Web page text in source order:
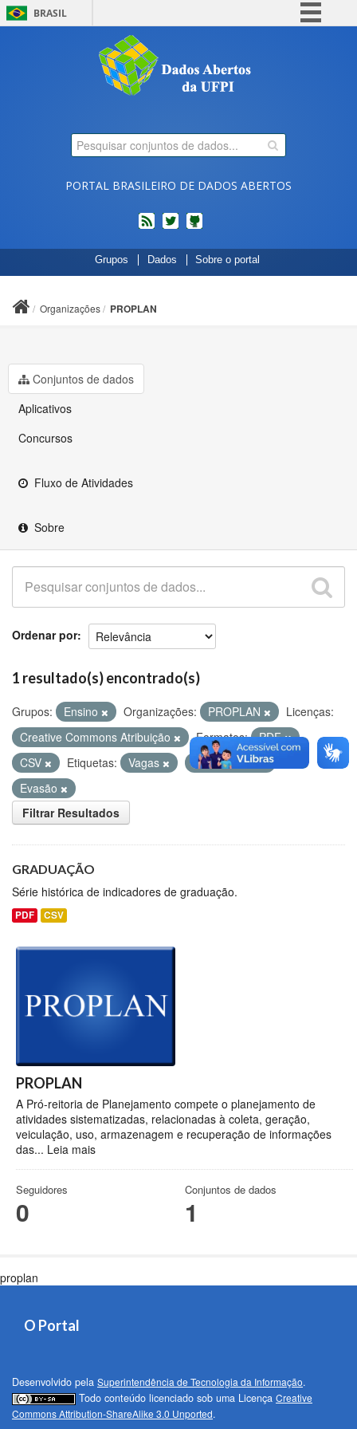
BRASIL
Comunica BR
Participe
Legislação
PORTAL BRASILEIRO DE DADOS ABERTOS
feed twitterCódigos
fonte
de
Grupos Dados Sobre o portal
Organizações PROPLAN
Conjuntos de dados
Aplicativos
Concursos
Fluxo de Atividades
Sobre
Ordenar por
1 resultado(s) encontrado(s)
Grupos: Ensino Organizações: PROPLAN
Licenças:
Creative Commons Atribuição
Formatos:
PDF
CSV
Etiquetas: Vagas
Matriculados
Evasão
Filtrar Resultados
GRADUAÇÃO
Série histórica de indicadores de graduação.
PDF CSV
PROPLAN
A Pró-reitoria de Planejamento compete o planejamento de
atividades sistematizadas, relacionadas à coleta, geração,
veiculação, uso, armazenagem e recuperação de informações
das... Leia mais
Seguidores
0
Conjuntos de dados
1
proplan
O Portal
Desenvolvido pela Superintendência de Tecnologia da Informação.
Todo conteúdo licenciado sob uma Licença Creative
Commons Attribution-ShareAlike 3.0 Unported.